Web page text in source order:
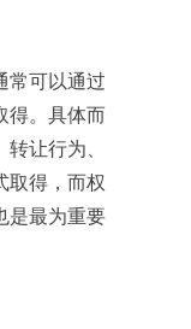
可以通过
得。具体而
让行为、
取得，而权
是最为重要